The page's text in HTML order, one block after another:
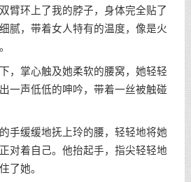
臂环上了我的脖子，身体完全贴了
腻，带着女人特有的温度，像是火
，掌心触及她柔软的腰窝，她轻轻
一声低低的呻吟，带着一丝被触碰
手缓缓地抚上玲的腰，轻轻地将她
对着自己。他抬起手，指尖轻轻地
了她。